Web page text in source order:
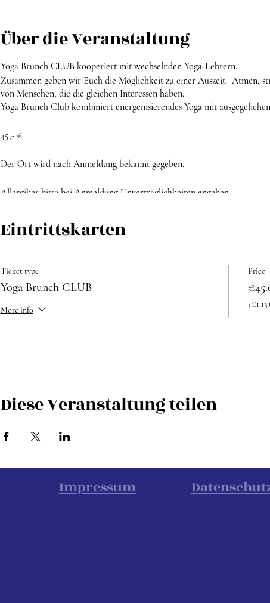
Über die Veranstaltung
Yoga Brunch CLUB kooperiert mit wechselnden Yoga-Lehrern.
Zusammen geben wir Euch die Möglichkeit zu einer Auszeit. Atmen,
von Menschen, die die gleichen Interessen haben.
Yoga Brunch Club kombiniert energenisierendes Yoga mit
45,- €
Der Ort wird nach Anmeldung bekannt gegeben.
Allergiker bitte bei Anmeldung Unverträglichkeiten angeben.
Eintrittskarten
Ticket type
Yoga Brunch CLUB
More info
Price
Diese Veranstaltung teilen
Impressum